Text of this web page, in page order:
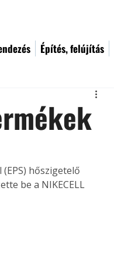
Építés, felújítás
hőszigetelő
be a NIKECELL